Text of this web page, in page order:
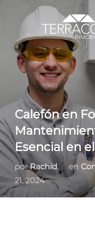
contenido
Calefón en
Esencial en
porRachid en
21, 2024